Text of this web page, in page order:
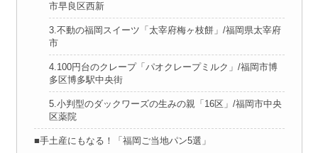
市早良区西新
3.不動の福岡スイーツ「太宰府梅ヶ枝餅」/福岡県太宰府
市
4.100円台のクレープ「パオクレープミルク」/福岡市博
多区博多駅中央街
5.小判型のダックワーズの生みの親「16区」/福岡市中央
区薬院
■手土産にもなる！「福岡ご当地パン5選」